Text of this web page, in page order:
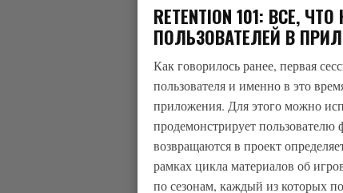
RETENTION 101: ВСЕ,
ПОЛЬЗОВАТЕЛЕЙ В
Как говорилось ранее, первая
пользователя и именно в это
приложения. Для этого можно
продемонстрирует пользователю
возвращаются в проект
рамках цикла материалов об
по сезонам, каждый из которых